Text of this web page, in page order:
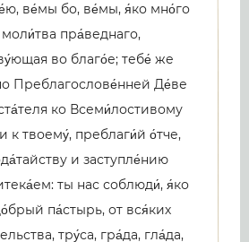
ве́мы бо, ве́мы, я́ко мно́го
пра́веднаго,
во благо́е; тебе́ же
Преблагослове́нней Де́ве
ко Всеми́лостивому
к твоему́, преблаги́й о́тче,
и заступле́нию
ты нас соблюди́, я́ко
па́стырь, от вся́ких
тру́са, гра́да, гла́да,